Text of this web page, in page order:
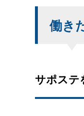
働き
サポステ